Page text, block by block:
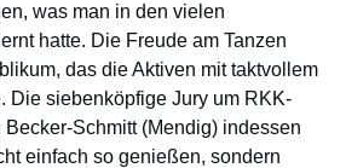
was man in den vielen
hatte. Die Freude am Tanzen
das die Aktiven mit taktvollem
Die siebenköpfige Jury um RKK-
Schmitt (Mendig) indessen
einfach so genießen, sondern